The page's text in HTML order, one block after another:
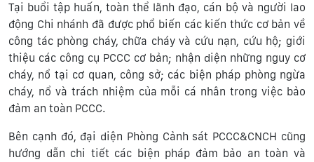
Tại buổi tập huấn, toàn thể lãnh đạo, cán bộ và người lao
động Chi nhánh đã được phổ biến các kiến thức cơ bản về
công tác phòng cháy, chữa cháy và cứu nạn, cứu hộ; giới
thiệu các công cụ PCCC cơ bản; nhận diện những nguy cơ
cháy, nổ tại cơ quan, công sở; các biện pháp phòng ngừa
cháy, nổ và trách nhiệm của mỗi cá nhân trong việc bảo
đảm an toàn PCCC.
Bên cạnh đó, đại diện Phòng Cảnh sát PCCC&CNCH cũng
hướng dẫn chi tiết các biện pháp đảm bảo an toàn và